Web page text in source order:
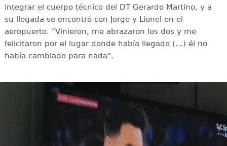
integrar el cuerpo técnico del DT Gerardo Martino, y a
su llegada se encontró con Jorge y Lionel en el
aeropuerto. "Vinieron, me abrazaron los dos y me
felicitaron por el lugar donde había llegado (...) él no
había cambiado para nada".